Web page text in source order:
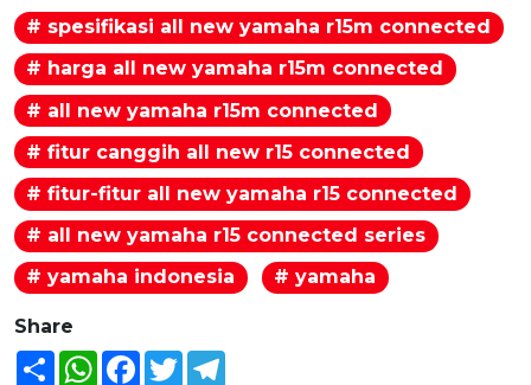
# spesifikasi all new yamaha r15m connected
# harga all new yamaha r15m connected
# all new yamaha r15m connected
# fitur canggih all new r15 connected
# fitur-fitur all new yamaha r15 connected
# all new yamaha r15 connected series
# yamaha indonesia
# yamaha
Share
Share WhatsAppFacebook
Twitter